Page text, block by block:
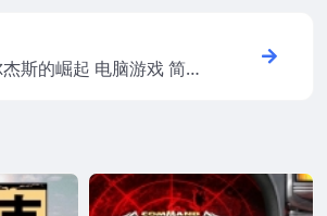
斯的崛起 电脑游戏 简体